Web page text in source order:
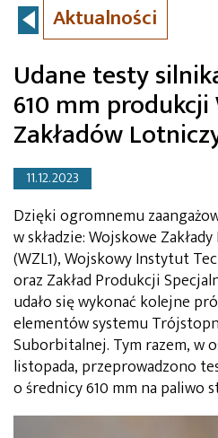
Aktualności
Udane testy
610 mm
Zakładów
11.12.2023
Dzięki ogromnemu
w składzie: Wojskowe
(WZL1), Wojskowy Instytut
oraz Zakład Produkcji
udało się wykonać kolejne
elementów systemu
Suborbitalnej. Tym razem, w
listopada, przeprowadzono
o średnicy 610 mm na paliwo